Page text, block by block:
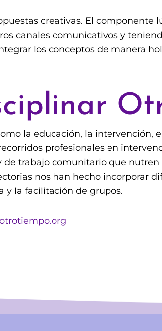
creativas. El componente
canales comunicativos y
los conceptos de manera
la educación, la intervención,
profesionales en
trabajo comunitario que
nos han hecho incorporar
y la facilitación de grupos.